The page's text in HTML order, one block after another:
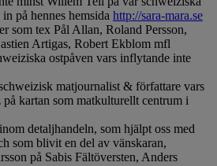
på hennes hemsida http://sara-mara.se
som tex Pål Allan, Roland Persson,
Artigas, Robert Ekblom mfl
ostpåven vars inflytande inte
matjournalist & författare vars
kartan som matkulturellt centrum i
detaljhandeln, som hjälpt oss med
som blivit en del av vänskaran,
på Sabis Fältöversten, Anders